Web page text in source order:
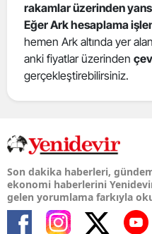
rakamlar üzerinden
Eğer Ark hesaplama
hemen Ark altında yer
anki fiyatlar üzerinden
gerçekleştirebilirsiniz.
Son dakika haberleri,
ekonomi haberlerini
gelen yorumlama farkıyla